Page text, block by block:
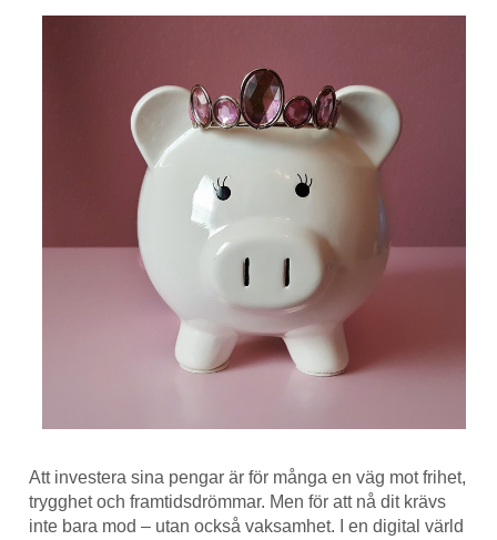
Att investera sina pengar är för många en väg mot frihet,
trygghet och framtidsdrömmar. Men för att nå dit krävs
inte bara mod – utan också vaksamhet. I en digital värld